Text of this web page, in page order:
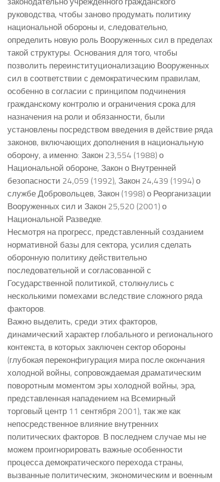
руководства, чтобы заново продумать политику
национальной обороны и, следовательно,
определить новую роль Вооруженных сил в пределах
такой структуры. Основания для того, чтобы
позволить переинституционализацию Вооруженных
сил в соответствии с демократическим правилам,
особенно в согласии с принципом подчинения
гражданскому контролю и ограничения срока для
назначения на роли и обязанности, были
установлены посредством введения в действие ряда
законов, включающих дополнения в национальную
оборону, а именно: Закон 23,554 (1988) о
Национальной обороне, Закон о Внутренней
безопасности 24,059 (1992), Закон 24,439 (1994) о
службе Добровольцев, Закон (1998) о Реорганизации
Вооруженных сил и Закон 25,520 (2001) о
Национальной Разведке.
Несмотря на прогресс, представленный созданием
нормативной базы для сектора, усилия сделать
оборонную политику действительно
последовательной и согласованной с
Государственной политикой, столкнулись с
несколькими помехами вследствие сложного ряда
факторов.
Важно выделить, среди этих факторов,
динамический характер глобального и регионального
контекста, в которых заключен сектор обороны
(глубокая переконфигурация мира после окончания
холодной войны, сопровождаемая драматическим
поворотным моментом эры холодной войны, эра,
представленная нападением на Всемирный
торговый центр 11 сентября 2001), так же как
непосредственное влияние внутренних
политических факторов. В последнем случае мы не
можем проигнорировать важные особенности
процесса демократического перехода страны,
вызванные политическим, экономическим и военным